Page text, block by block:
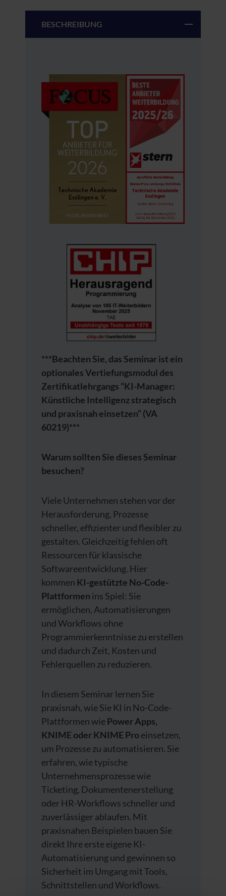
BESCHREIBUNG
***Beachten Sie, das Seminar ist ein
optionales Vertiefungsmodul des
Zertifikatlehrgangs “KI-Manager:
Künstliche Intelligenz strategisch
und praxisnah einsetzen“ (VA
60219)***
Warum sollten Sie dieses Seminar
besuchen?
Viele Unternehmen stehen vor der
Herausforderung, Prozesse
schneller, effizienter und flexibler zu
gestalten. Gleichzeitig fehlen oft
Ressourcen für klassische
Softwareentwicklung. Hier
kommen KI-gestützte No-Code-
Plattformen ins Spiel: Sie
ermöglichen, Automatisierungen
und Workflows ohne
Programmierkenntnisse zu erstellen
und dadurch Zeit, Kosten und
Fehlerquellen zu reduzieren.
In diesem Seminar lernen Sie
praxisnah, wie Sie KI in No-Code-
Plattformen wiePower Apps,
KNIME oder KNIME Proeinsetzen,
um Prozesse zu automatisieren. Sie
erfahren, wie typische
Unternehmensprozesse wie
Ticketing, Dokumentenerstellung
oder HR-Workflows schneller und
zuverlässiger ablaufen. Mit
praxisnahen Beispielen bauen Sie
direkt Ihre erste eigene KI-
Automatisierung und gewinnen so
Sicherheit im Umgang mit Tools,
Schnittstellen und Workflows.